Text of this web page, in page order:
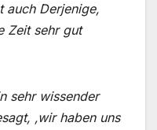
auch Derjenige,
Zeit sehr gut
sehr wissender
‚wir haben uns